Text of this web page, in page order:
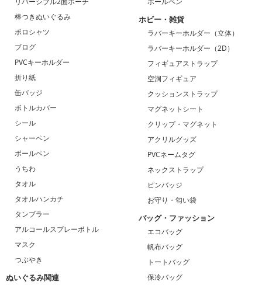
棒つきぬいぐるみ
ポロシャツ
ブログ
PVCキーホルダー
折り紙
缶バッジ
ボトルカバー
シール
シャーペン
ボールペン
うちわ
タオル
タオルハンカチ
タンブラー
アルコールスプレーボトル
マスク
つぶやき
ぬいぐるみ関連
ホビー・雑貨
ラバーキーホルダー（立体）
ラバーキーホルダー（2D）
フィギュアストラップ
空洞フィギュア
クッションストラップ
マグネットシート
クリップ・マグネット
アクリルグッズ
PVCネームタグ
ネックストラップ
ピンバッジ
お守り・匂い袋
バッグ・ファッション
エコバッグ
帆布バッグ
トートバッグ
保冷バッグ